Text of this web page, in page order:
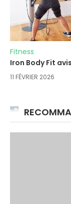
Fitness
Iron Body Fit
11 FÉVRIER 2026